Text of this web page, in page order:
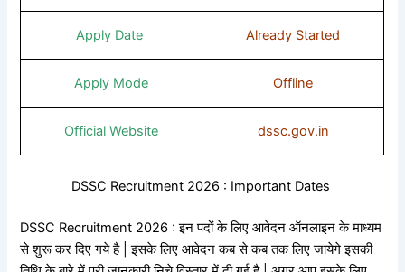
Apply Date Already Started
Apply Mode Offline
Official Website dssc.gov.in
DSSC Recruitment 2026 : Important Dates
DSSC Recruitment 2026 : इन पदों के लिए आवेदन ऑनलाइन के माध्यम
से शुरू कर दिए गये है | इसके लिए आवेदन कब से कब तक लिए जायेगे इसकी